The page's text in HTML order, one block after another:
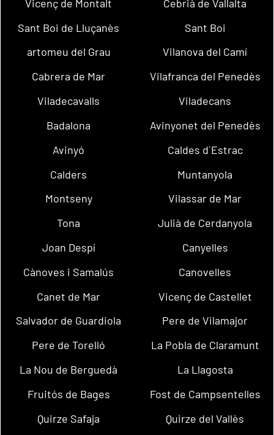
Vicenç de Montalt
Cebrià de Vallalta
Sant Boi de Lluçanès
Sant Boi
artomeu del Grau
Vilanova del Camí
Cabrera de Mar
Vilafranca del Penedès
Viladecavalls
Viladecans
Badalona
Avinyonet del Penedès
Avinyó
Caldes d´Estrac
Calders
Muntanyola
Montseny
Vilassar de Mar
Tona
Julià de Cerdanyola
Joan Despí
Canyelles
Cànoves i Samalús
Canovelles
Canet de Mar
Vicenç de Castellet
Salvador de Guardiola
Pere de Vilamajor
Pere de Torelló
La Pobla de Claramunt
La Nou de Berguedà
La Llagosta
Fruitós de Bages
Fost de Campsentelles
Quirze Safaja
Quirze del Vallès